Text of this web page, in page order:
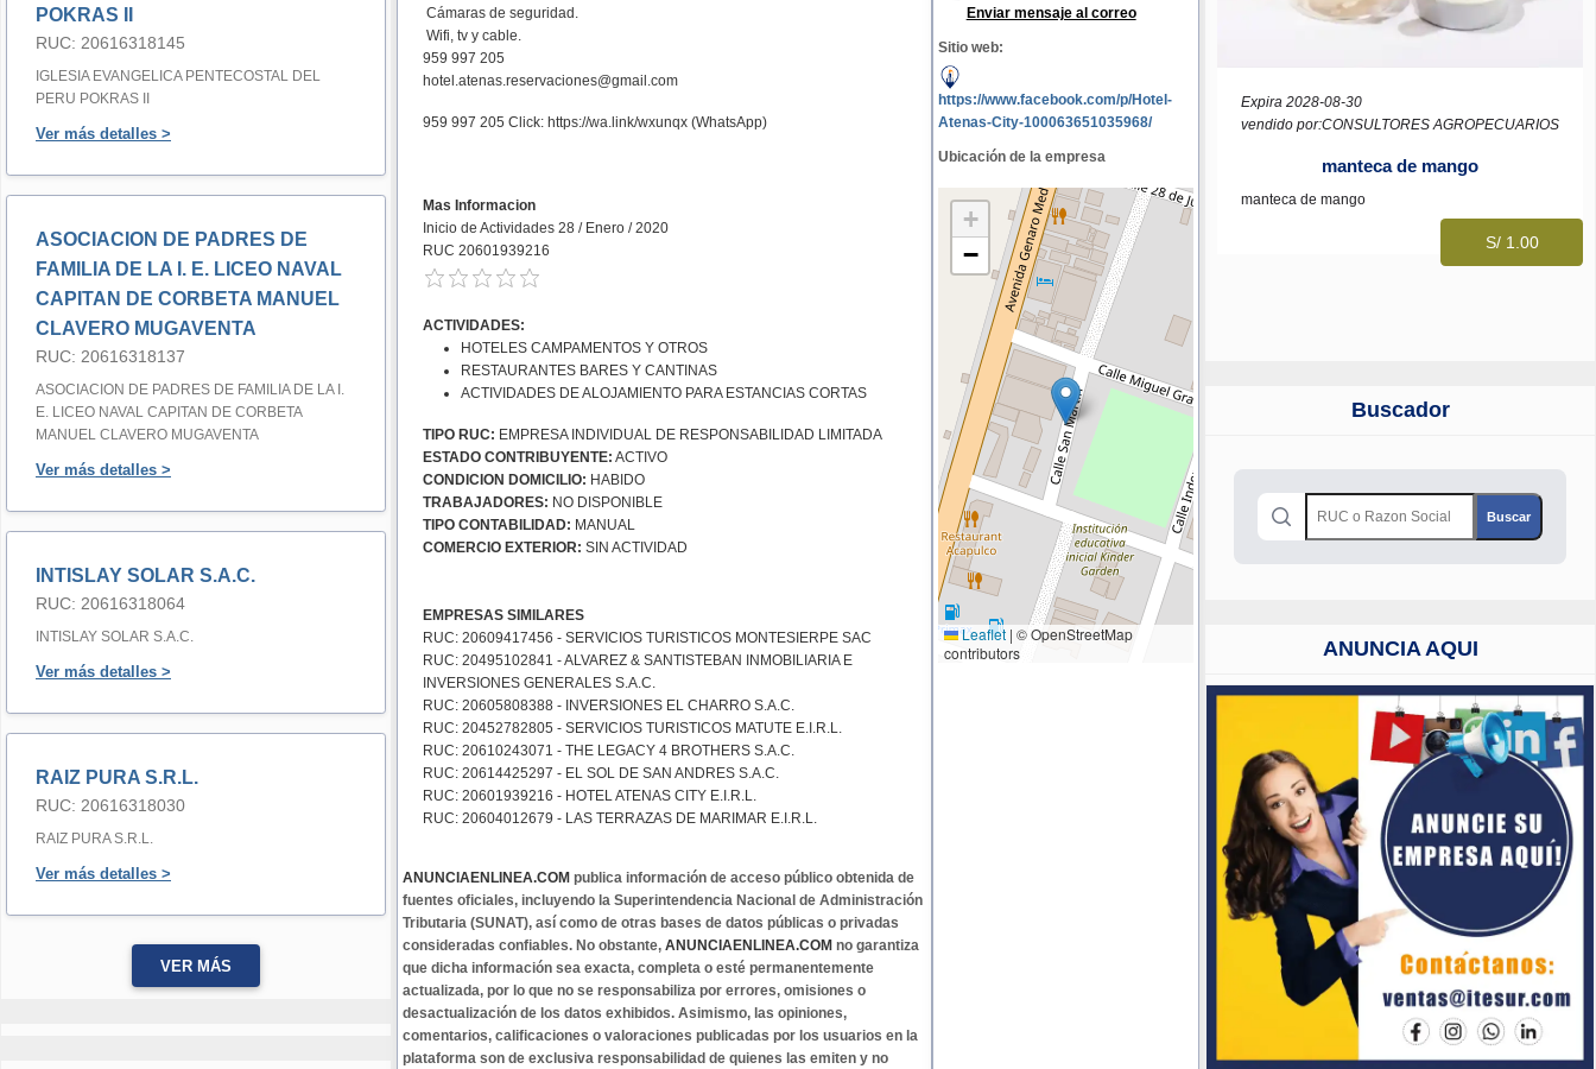
POKRAS II
RUC: 20616318145
IGLESIA EVANGELICA PENTECOSTAL DEL
PERU POKRAS II
Ver más detalles >
ASOCIACION DE PADRES DE
FAMILIA DE LA I. E. LICEO NAVAL
CAPITAN DE CORBETA MANUEL
CLAVERO MUGAVENTA
RUC: 20616318137
ASOCIACION DE PADRES DE FAMILIA DE LA I.
E. LICEO NAVAL CAPITAN DE CORBETA
MANUEL CLAVERO MUGAVENTA
Ver más detalles >
INTISLAY SOLAR S.A.C.
RUC: 20616318064
INTISLAY SOLAR S.A.C.
Ver más detalles >
RAIZ PURA S.R.L.
RUC: 20616318030
RAIZ PURA S.R.L.
Ver más detalles >
VER MÁS
Cámaras de seguridad.
Wifi, tv y cable.
959 997 205
hotel.atenas.reservaciones@gmail.com
959 997 205 Click: https://wa.link/wxunqx(WhatsApp)
Mas Informacion
Inicio de Actividades 28 / Enero / 2020
RUC 20601939216
ACTIVIDADES:
HOTELES CAMPAMENTOS Y OTROS
RESTAURANTES BARES Y CANTINAS
ACTIVIDADES DE ALOJAMIENTO PARA ESTANCIAS CORTAS
TIPO RUC: EMPRESA INDIVIDUAL DE RESPONSABILIDAD LIMITADA
ESTADO CONTRIBUYENTE: ACTIVO
CONDICION DOMICILIO: HABIDO
TRABAJADORES: NO DISPONIBLE
TIPO CONTABILIDAD: MANUAL
COMERCIO EXTERIOR: SIN ACTIVIDAD
EMPRESAS SIMILARES
RUC: 20609417456 - SERVICIOS TURISTICOS MONTESIERPE SAC
RUC: 20495102841 - ALVAREZ & SANTISTEBAN INMOBILIARIA E
INVERSIONES GENERALES S.A.C.
RUC: 20605808388 - INVERSIONES EL CHARRO S.A.C.
RUC: 20452782805 - SERVICIOS TURISTICOS MATUTE E.I.R.L.
RUC: 20610243071 - THE LEGACY 4 BROTHERS S.A.C.
RUC: 20614425297 - EL SOL DE SAN ANDRES S.A.C.
RUC: 20601939216 - HOTEL ATENAS CITY E.I.R.L.
RUC: 20604012679 - LAS TERRAZAS DE MARIMAR E.I.R.L.
ANUNCIAENLINEA.COM publica información de acceso público obtenida de
fuentes oficiales, incluyendo la Superintendencia Nacional de Administración
Tributaria (SUNAT), así como de otras bases de datos públicas o privadas
consideradas confiables. No obstante, ANUNCIAENLINEA.COM no garantiza
que dicha información sea exacta, completa o esté permanentemente
actualizada, por lo que no se responsabiliza por errores, omisiones o
desactualización de los datos exhibidos. Asimismo, las opiniones,
comentarios, calificaciones o valoraciones publicadas por los usuarios en la
plataforma son de exclusiva responsabilidad de quienes las emiten y no
Enviar mensaje al correo
Sitio web:
https://www.facebook.com/p/Hotel-
Atenas-City-100063651035968/
Ubicación de la empresa
+
−
Leaflet | © OpenStreetMap
contributors
Expira 2028-08-30
vendido por:CONSULTORES AGROPECUARIOS
manteca de mango
manteca de mango
S/ 1.00
Buscador
ANUNCIA AQUI